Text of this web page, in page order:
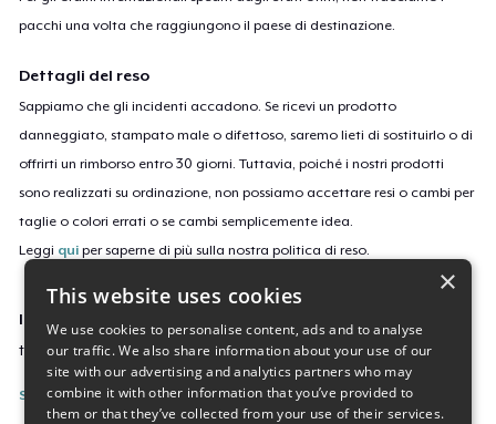
pacchi una volta che raggiungono il paese di destinazione.
Dettagli del reso
Sappiamo che gli incidenti accadono. Se ricevi un prodotto
danneggiato, stampato male o difettoso, saremo lieti di sostituirlo o di
offrirti un rimborso entro 30 giorni. Tuttavia, poiché i nostri prodotti
sono realizzati su ordinazione, non possiamo accettare resi o cambi per
taglie o colori errati o se cambi semplicemente idea.
Leggi qui per saperne di più sulla nostra politica di reso.
ID campagne
t-6861
Segnala questa inserzione
×
This website uses cookies
We use cookies to personalise content, ads and to analyse
our traffic. We also share information about your use of our
site with our advertising and analytics partners who may
combine it with other information that you’ve provided to
them or that they’ve collected from your use of their services.